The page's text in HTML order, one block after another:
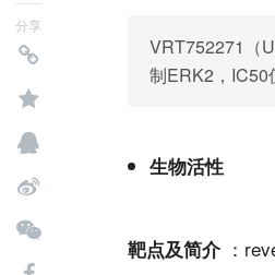
分享
VRT752271（
制ERK2，IC50
生物活性
靶点及简介：